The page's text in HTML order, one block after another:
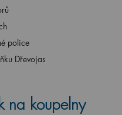
police
Dřevojas
na koupelny